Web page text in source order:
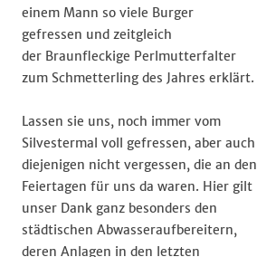
einem Mann so viele Burger
gefressen und zeitgleich
der Braunfleckige Perlmutterfalter
zum Schmetterling des Jahres erklärt.
Lassen sie uns, noch immer vom
Silvestermal voll gefressen, aber auch
diejenigen nicht vergessen, die an den
Feiertagen für uns da waren. Hier gilt
unser Dank ganz besonders den
städtischen Abwasseraufbereitern,
deren Anlagen in den letzten